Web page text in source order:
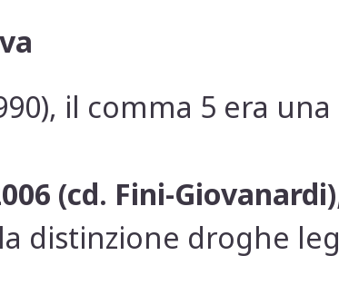
il comma 5 era
(cd. Fini-Giovanardi)
distinzione droghe